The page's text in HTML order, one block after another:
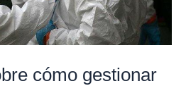
cómo gestionar